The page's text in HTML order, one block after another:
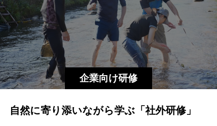
企業向け研修
自然に寄り添いながら学ぶ「社外研修」